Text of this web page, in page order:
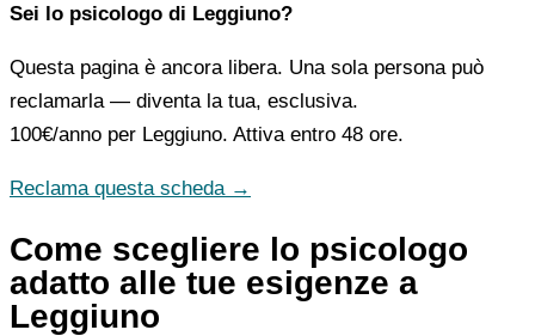
Sei lo psicologo di Leggiuno?
Questa pagina è ancora libera. Una sola persona può
reclamarla — diventa la tua, esclusiva.
100€/anno per Leggiuno. Attiva entro 48 ore.
Reclama questa scheda →
Come scegliere lo psicologo
adatto alle tue esigenze a
Leggiuno